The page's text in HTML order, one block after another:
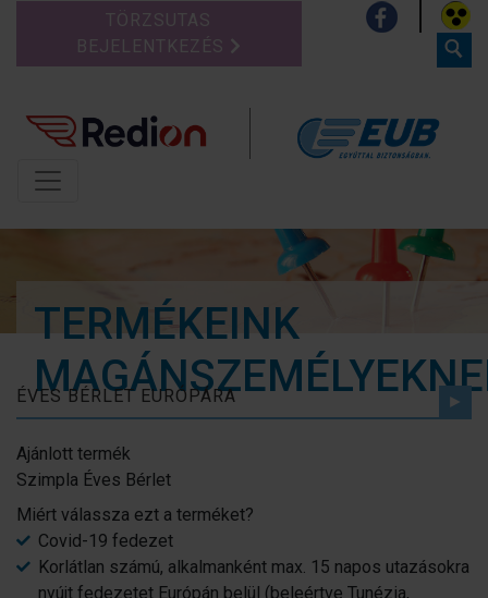
TÖRZSUTAS
BEJELENTKEZÉS
TERMÉKEINK
ÉVES BÉRLET EURÓPÁRA
Ajánlott termék
Szimpla Éves Bérlet
Miért válassza ezt a terméket?
Covid-19 fedezet
Korlátlan számú, alkalmanként max. 15 napos utazásokra
nyújt fedezetet Európán belül (beleértve Tunézia,